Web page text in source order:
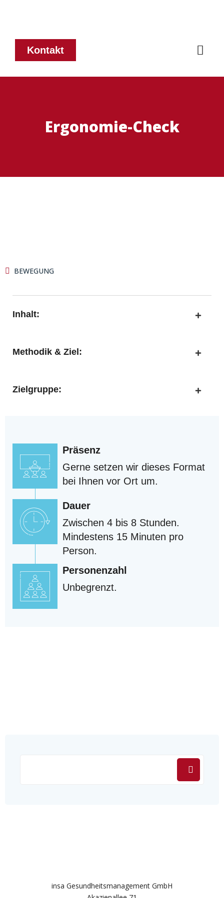
Kontakt
Ergonomie-Check
BEWEGUNG
Inhalt:
Methodik & Ziel:
Zielgruppe:
Präsenz
Gerne setzen wir dieses Format
bei Ihnen vor Ort um.
Dauer
Zwischen 4 bis 8 Stunden.
Mindestens 15 Minuten pro
Person.
Personenzahl
Unbegrenzt.
insa Gesundheitsmanagement GmbH